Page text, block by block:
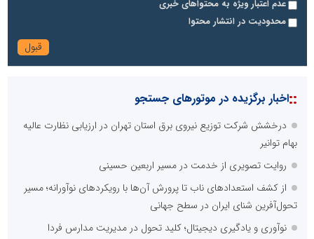
عدم اعتبار ویژه به محتواهای خبری
محدودیت در انتشار محتوا
::اخبار برگزیده در موتورهای جستجو
درخشش شرکت توزیع نیروی برق استان تهران در ارزیابی نظارت عالیه
بهام توانیر
روایت تصویری از خدمت در مسیر اربعین حسینی
از کشف استعدادهای ناب تا پرورش آن‌ها با رویکردهای نوآورانه؛ مسیر
تحول‌آفرین شنای ایران در سطح جهانی
نوآوری و یادگیری دیجیتال؛ کلید تحول در مدیریت مدارس فردا